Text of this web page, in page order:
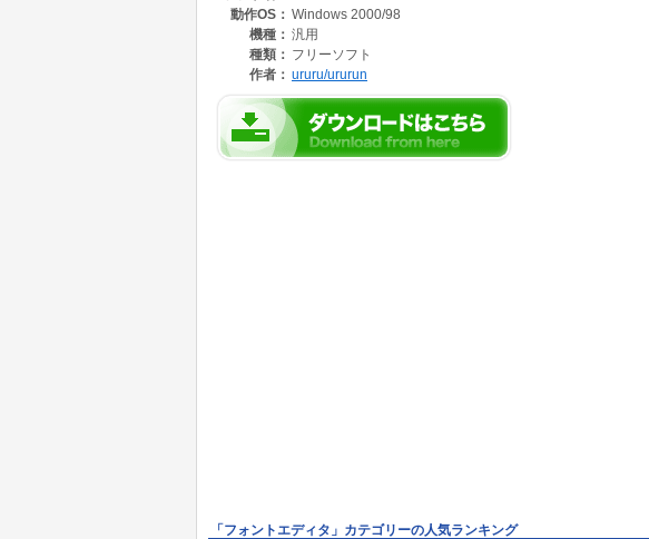
動作OS： Windows 2000/98
機種： 汎用
種類： フリーソフト
作者： ururu/ururun
「フォントエディタ」カテゴリーの人気ランキング